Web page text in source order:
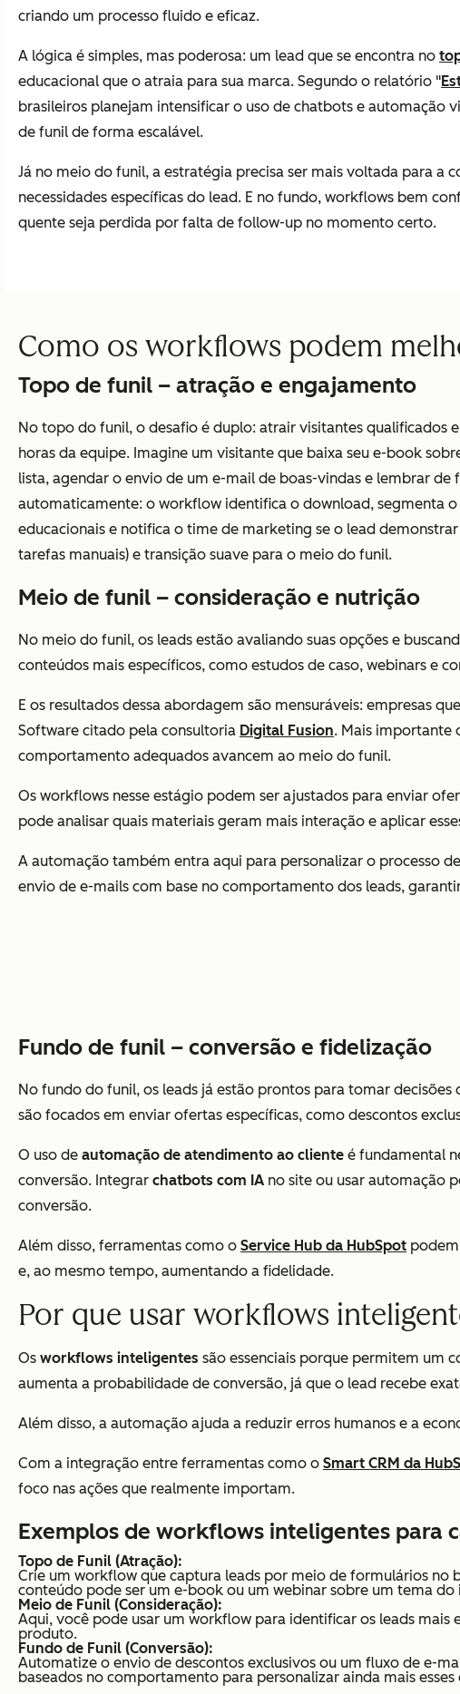
criando um processo fluido e eficaz.
A lógica é simples, mas poderosa: um lead que se encontra no
educacional que o atraia para sua marca. Segundo o relatório "
brasileiros planejam intensificar o uso de chatbots e
de funil de forma escalável.
Já no meio do funil, a estratégia precisa ser mais voltada para a
necessidades específicas do lead. E no fundo, workflows bem
quente seja perdida por falta de follow-up no momento certo.
Como os workflows podem
Topo de funil – atração e engajamento
No topo do funil, o desafio é duplo: atrair visitantes qualificados
horas da equipe. Imagine um visitante que baixa seu e-book
lista, agendar o envio de um e-mail de boas-vindas e lembrar de
automaticamente: o workflow identifica o download, segmenta
educacionais e notifica o time de marketing se o lead
tarefas manuais) e transição suave para o meio do funil.
Meio de funil – consideração e nutrição
No meio do funil, os leads estão avaliando suas opções e
conteúdos mais específicos, como estudos de caso, webinars e
E os resultados dessa abordagem são mensuráveis: empresas
Software citado pela consultoria Digital Fusion. Mais importante
comportamento adequados avancem ao meio do funil.
Os workflows nesse estágio podem ser ajustados para enviar
pode analisar quais materiais geram mais interação e aplicar
A automação também entra aqui para personalizar o processo
envio de e-mails com base no comportamento dos leads,
Fundo de funil – conversão e fidelização
No fundo do funil, os leads já estão prontos para tomar
são focados em enviar ofertas específicas, como descontos
O uso de automação de atendimento ao cliente é fundamental
conversão. Integrar chatbots com IA no site ou usar automação
conversão.
Além disso, ferramentas como o Service Hub da HubSpot
e, ao mesmo tempo, aumentando a fidelidade.
Por que usar workflows
Os workflows inteligentes são essenciais porque permitem um
aumenta a probabilidade de conversão, já que o lead recebe
Além disso, a automação ajuda a reduzir erros humanos e a
Com a integração entre ferramentas como o Smart CRM da
foco nas ações que realmente importam.
Exemplos de workflows inteligentes para
Topo de Funil (Atração):
Crie um workflow que captura leads por meio de formulários no
conteúdo pode ser um e-book ou um webinar sobre um tema do
Meio de Funil (Consideração):
Aqui, você pode usar um workflow para identificar os leads
produto.
Fundo de Funil (Conversão):
Automatize o envio de descontos exclusivos ou um fluxo de e-
baseados no comportamento para personalizar ainda mais esses